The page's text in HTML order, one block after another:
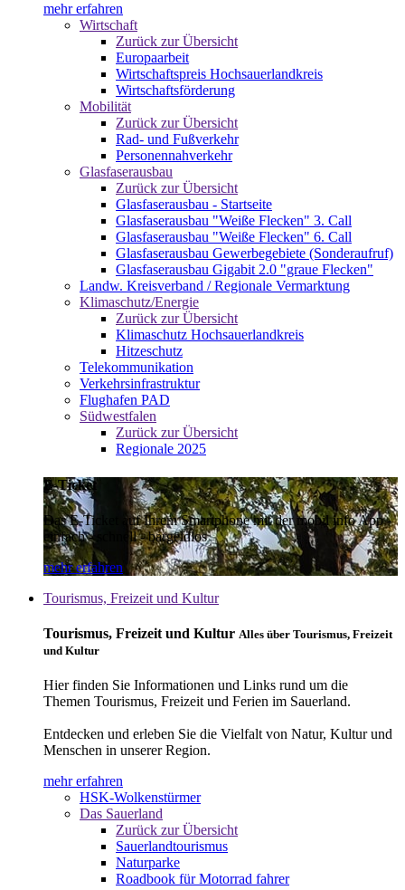
mehr erfahren
Wirtschaft
Zurück zur Übersicht
Europaarbeit
Wirtschaftspreis Hochsauerlandkreis
Wirtschaftsförderung
Mobilität
Zurück zur Übersicht
Rad- und Fußverkehr
Personennahverkehr
Glasfaserausbau
Zurück zur Übersicht
Glasfaserausbau - Startseite
Glasfaserausbau "Weiße Flecken" 3. Call
Glasfaserausbau "Weiße Flecken" 6. Call
Glasfaserausbau Gewerbegebiete (Sonderaufruf)
Glasfaserausbau Gigabit 2.0 "graue Flecken"
Landw. Kreisverband / Regionale Vermarktung
Klimaschutz/Energie
Zurück zur Übersicht
Klimaschutz Hochsauerlandkreis
Hitzeschutz
Telekommunikation
Verkehrsinfrastruktur
Flughafen PAD
Südwestfalen
Zurück zur Übersicht
Regionale 2025
E-Ticket
Das E-Ticket auf Ihrem Smartphone mit der mobil info App -
einfach - schnell - bargeldlos
mehr erfahren
Tourismus, Freizeit und Kultur
Tourismus, Freizeit und Kultur Alles über Tourismus, Freizeit
und Kultur
Hier finden Sie Informationen und Links rund um die
Themen Tourismus, Freizeit und Ferien im Sauerland.
Entdecken und erleben Sie die Vielfalt von Natur, Kultur und
Menschen in unserer Region.
mehr erfahren
HSK-Wolkenstürmer
Das Sauerland
Zurück zur Übersicht
Sauerlandtourismus
Naturparke
Roadbook für Motorrad fahrer